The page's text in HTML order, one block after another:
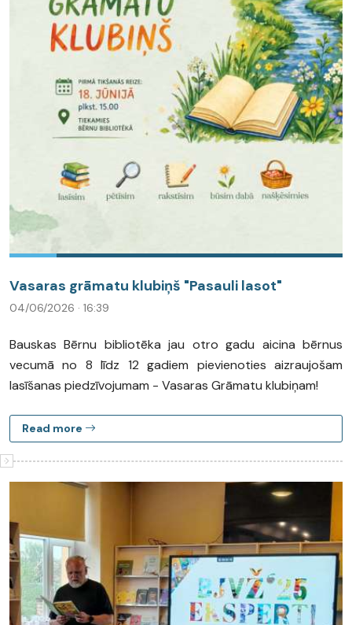
Vasaras grāmatu klubiņš "Pasauli lasot"
04/06/2026 · 16:39
Bauskas Bērnu bibliotēka jau otro gadu aicina bērnus
vecumā no 8 līdz 12 gadiem pievienoties aizraujošam
lasīšanas piedzīvojumam - Vasaras Grāmatu klubiņam!
Read more